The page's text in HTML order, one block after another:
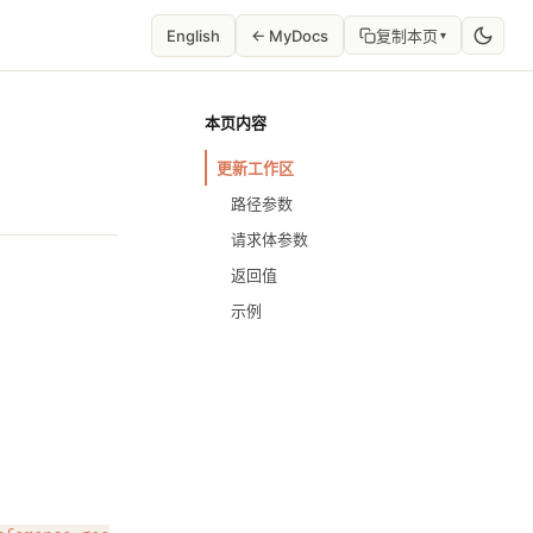
English ← MyDocs 复制本页▾
本页内容
更新工作区
路径参数
请求体参数
返回值
示例